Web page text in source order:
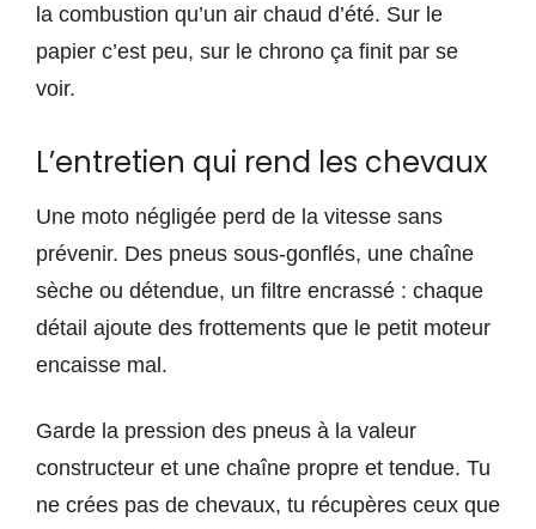
la combustion qu’un air chaud d’été. Sur le
papier c’est peu, sur le chrono ça finit par se
voir.
L’entretien qui rend les chevaux
Une moto négligée perd de la vitesse sans
prévenir. Des pneus sous-gonflés, une chaîne
sèche ou détendue, un filtre encrassé : chaque
détail ajoute des frottements que le petit moteur
encaisse mal.
Garde la pression des pneus à la valeur
constructeur et une chaîne propre et tendue. Tu
ne crées pas de chevaux, tu récupères ceux que